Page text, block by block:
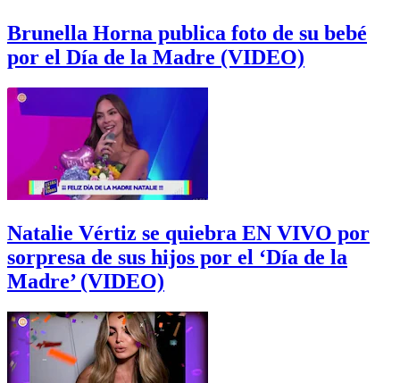
Brunella Horna publica foto de su bebé
por el Día de la Madre (VIDEO)
Natalie Vértiz se quiebra EN VIVO por
sorpresa de sus hijos por el ‘Día de la
Madre’ (VIDEO)